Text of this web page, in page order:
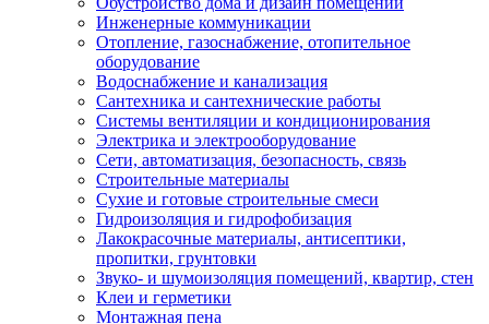
Инженерные коммуникации
Отопление, газоснабжение, отопительное
оборудование
Водоснабжение и канализация
Сантехника и сантехнические работы
Системы вентиляции и кондиционирования
Электрика и электрооборудование
Сети, автоматизация, безопасность, связь
Строительные материалы
Сухие и готовые строительные смеси
Гидроизоляция и гидрофобизация
Лакокрасочные материалы, антисептики,
пропитки, грунтовки
Звуко- и шумоизоляция помещений, квартир, стен
Клеи и герметики
Монтажная пена